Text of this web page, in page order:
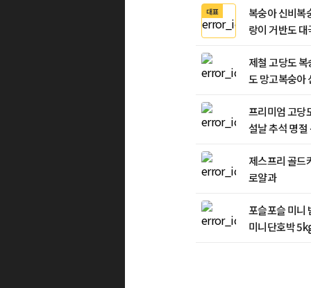
대표
복숭아 신비복
랑이 거반도
제철 고당도
도 망고복숭아
프리미엄 고당
설날 추석 명
제스프리 골드
로얄과
포슬포슬 미니
미니단호박